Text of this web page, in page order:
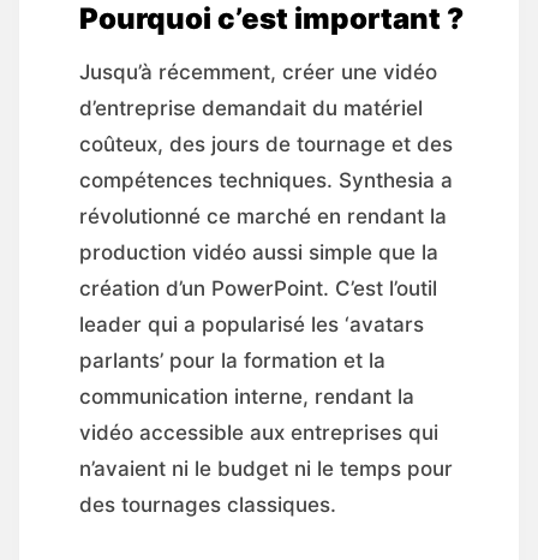
Pourquoi c’est important ?
Jusqu’à récemment, créer une vidéo
d’entreprise demandait du matériel
coûteux, des jours de tournage et des
compétences techniques. Synthesia a
révolutionné ce marché en rendant la
production vidéo aussi simple que la
création d’un PowerPoint. C’est l’outil
leader qui a popularisé les ‘avatars
parlants’ pour la formation et la
communication interne, rendant la
vidéo accessible aux entreprises qui
n’avaient ni le budget ni le temps pour
des tournages classiques.